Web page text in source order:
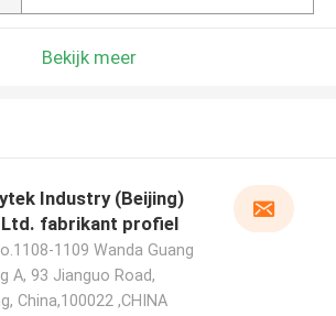
Bekijk meer
Industry (Beijing)
Ltd. fabrikant profiel
1109 Wanda Guang
A, 93 Jianguo Road,
China,100022 ,CHINA